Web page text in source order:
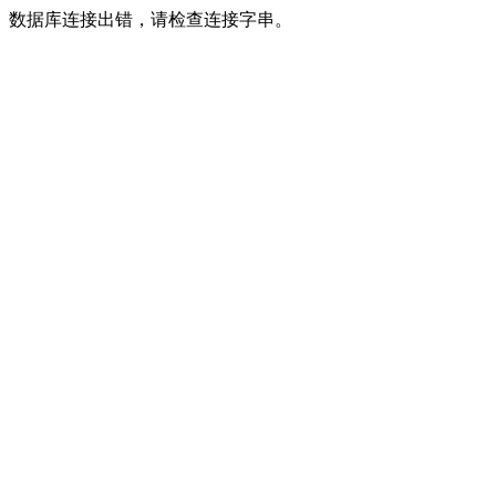
数据库连接出错，请检查连接字串。